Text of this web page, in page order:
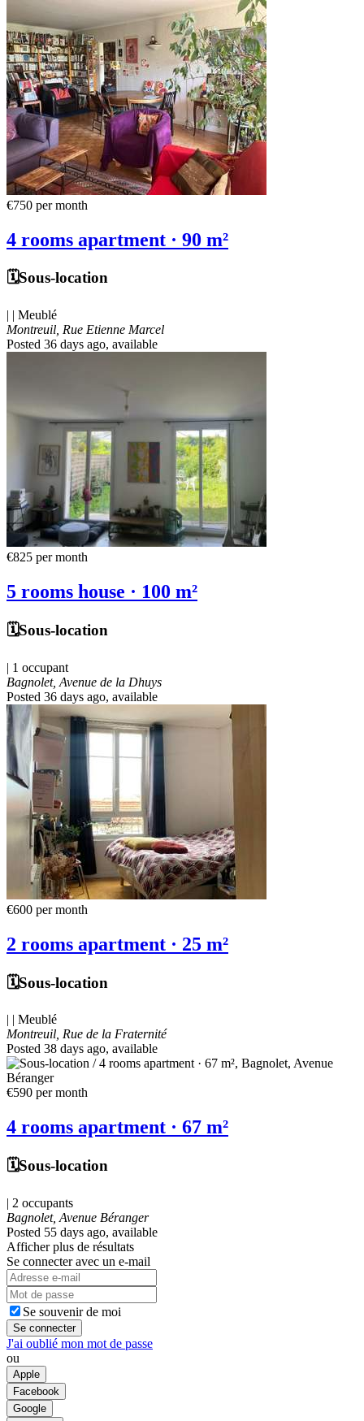
€750 per month
4 rooms apartment · 90 m²
🗓️Sous-location
| | Meublé
Montreuil, Rue Etienne Marcel
Posted 36 days ago, available
€825 per month
5 rooms house · 100 m²
🗓️Sous-location
| 1 occupant
Bagnolet, Avenue de la Dhuys
Posted 36 days ago, available
€600 per month
2 rooms apartment · 25 m²
🗓️Sous-location
| | Meublé
Montreuil, Rue de la Fraternité
Posted 38 days ago, available
€590 per month
4 rooms apartment · 67 m²
🗓️Sous-location
| 2 occupants
Bagnolet, Avenue Béranger
Posted 55 days ago, available
Afficher plus de résultats
Se connecter avec un e-mail
Se souvenir de moi
Se connecter
J'ai oublié mon mot de passe
ou
Apple
Facebook
Google